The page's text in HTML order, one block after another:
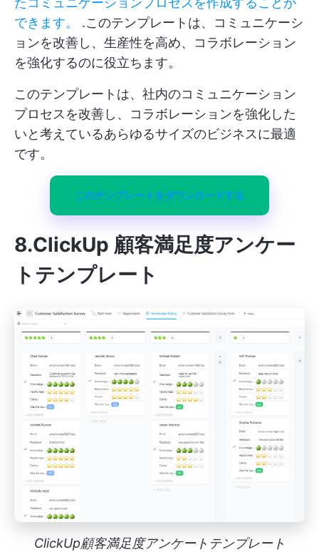
できます。
.このテンプレートは、コミュニケーシ
ョンを改善し、生産性を高め、コラボレーション
を強化するのに役立ちます。
このテンプレートは、社内のコミュニケーション
プロセスを改善し、コラボレーションを強化した
いと考えているあらゆるサイズのビジネスに最適
です。
このテンプレートをダウンロードする
8.ClickUp 顧客満足度アンケー
トテンプレート
ClickUp顧客満足度アンケートテンプレート